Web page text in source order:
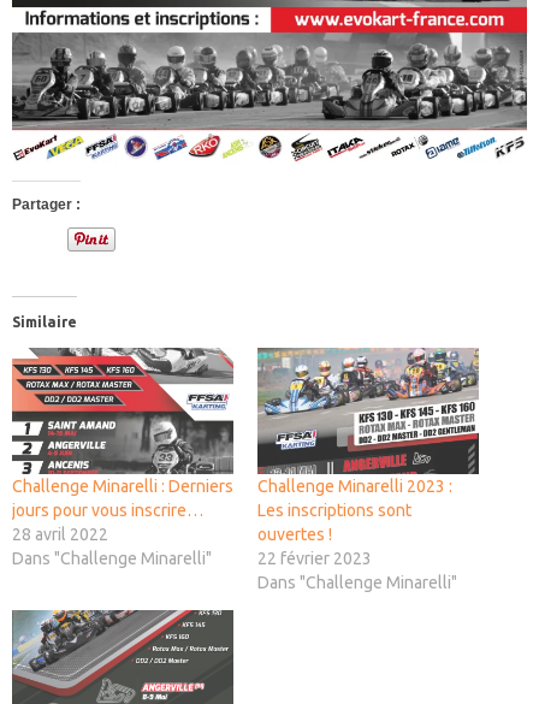
Partager :
Similaire
Challenge Minarelli : Derniers
jours pour vous inscrire…
28 avril 2022
Dans "Challenge Minarelli"
Challenge Minarelli 2023 :
Les inscriptions sont
ouvertes !
22 février 2023
Dans "Challenge Minarelli"